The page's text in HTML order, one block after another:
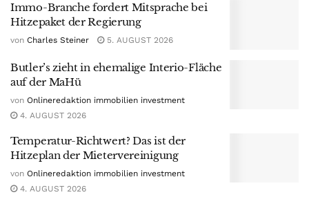
Immo-Branche fordert Mitsprache bei
Hitzepaket der Regierung
von Charles Steiner 5. AUGUST 2026
Butler’s zieht in ehemalige Interio-Fläche
auf der MaHü
von Onlineredaktion immobilien investment
4. AUGUST 2026
Temperatur-Richtwert? Das ist der
Hitzeplan der Mietervereinigung
von Onlineredaktion immobilien investment
4. AUGUST 2026